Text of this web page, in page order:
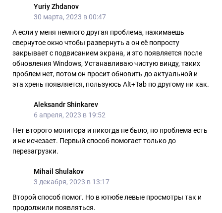
Yuriy Zhdanov
30 марта, 2023 в 00:47
А если у меня немного другая проблема, нажимаешь
свернутое окно чтобы развернуть а он её попросту
закрывает с подвисанием экрана, и это появляется после
обновления Windows, Устанавливаю чистую винду, таких
проблем нет, потом он просит обновить до актуальной и
эта хрень появляется, пользуюсь Alt+Tab по другому ни как.
Aleksandr Shinkarev
6 апреля, 2023 в 19:52
Нет второго монитора и никогда не было, но проблема есть
и не исчезает. Первый способ помогает только до
перезагрузки.
Mihail Shulakov
3 декабря, 2023 в 13:17
Второй способ помог. Но в ютюбе левые просмотры так и
продолжили появляться.